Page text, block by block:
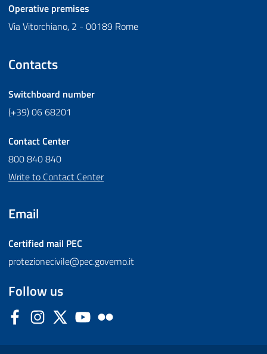
Operative premises
Via Vitorchiano, 2 - 00189 Rome
Contacts
Switchboard number
(+39) 06 68201
Contact Center
800 840 840
Write to Contact Center
Email
Certified mail PEC
protezionecivile@pec.governo.it
Follow us
FacebookInstagram
Twitter YouTube